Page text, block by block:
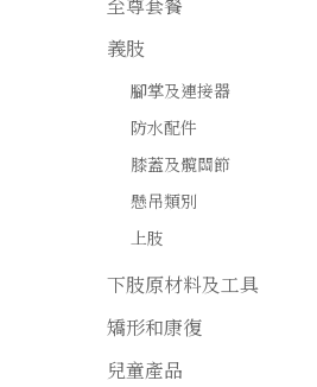
至尊套餐
義肢
腳掌及連接器
防水配件
膝蓋及髖關節
懸吊類別
上肢
下肢原材料及工具
矯形和康復
兒童產品